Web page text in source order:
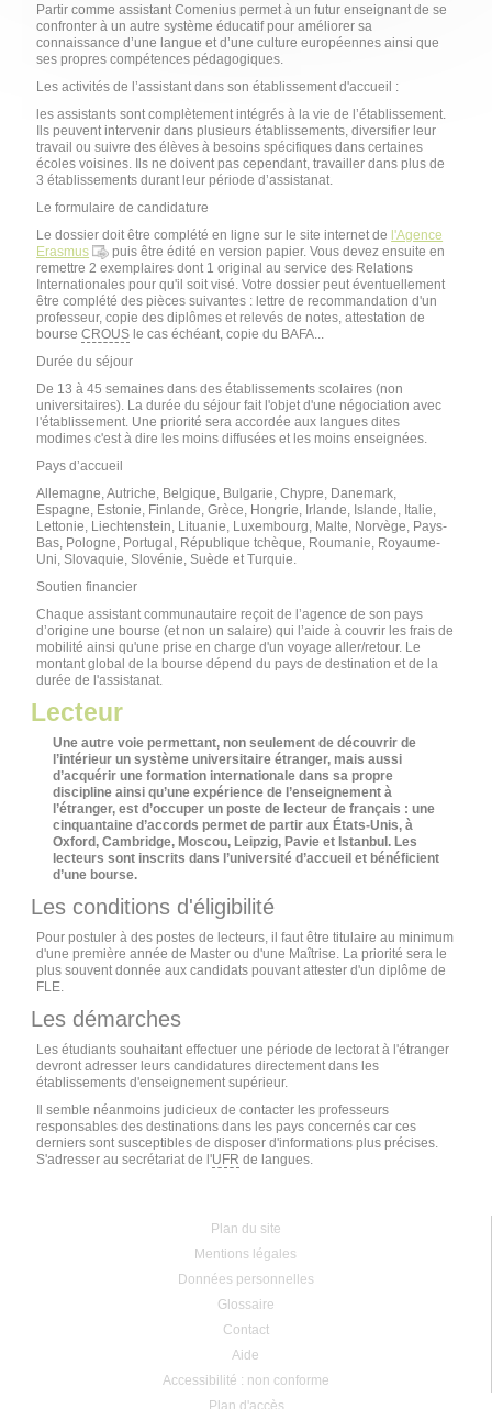
Partir comme assistant Comenius permet à un futur enseignant de se
confronter à un autre système éducatif pour améliorer sa
connaissance d’une langue et d’une culture européennes ainsi que
ses propres compétences pédagogiques.
Les activités de l’assistant dans son établissement d'accueil :
les assistants sont complètement intégrés à la vie de l’établissement.
Ils peuvent intervenir dans plusieurs établissements, diversifier leur
travail ou suivre des élèves à besoins spécifiques dans certaines
écoles voisines. Ils ne doivent pas cependant, travailler dans plus de
3 établissements durant leur période d’assistanat.
Le formulaire de candidature
Le dossier doit être complété en ligne sur le site internet de l'Agence
Erasmus
puis être édité en version papier. Vous devez ensuite en
remettre 2 exemplaires dont 1 original au service des Relations
Internationales pour qu'il soit visé. Votre dossier peut éventuellement
être complété des pièces suivantes : lettre de recommandation d'un
professeur, copie des diplômes et relevés de notes, attestation de
bourseCROUS le cas échéant, copie du BAFA
Durée du séjour
De 13 à 45 semaines dans des établissements scolaires (non
universitaires). La durée du séjour fait l'objet d'une négociation avec
l'établissement. Une priorité sera accordée aux langues dites
modimes c'est à dire les moins diffusées et les moins enseignées.
Pays d’accueil
Allemagne, Autriche, Belgique, Bulgarie, Chypre, Danemark,
Espagne, Estonie, Finlande, Grèce, Hongrie, Irlande, Islande, Italie,
Lettonie, Liechtenstein, Lituanie, Luxembourg, Malte, Norvège, Pays-
Bas, Pologne, Portugal, République tchèque, Roumanie, Royaume-
Uni, Slovaquie, Slovénie, Suède et Turquie.
Soutien financier
Chaque assistant communautaire reçoit de l’agence de son pays
d’origine une bourse (et non un salaire) qui l’aide à couvrir les frais de
mobilité ainsi qu'une prise en charge d'un voyage aller/retour. Le
montant global de la bourse dépend du pays de destination et de la
durée de l'assistanat.
Lecteur
Une autre voie permettant, non seulement de découvrir de
l’intérieur un système universitaire étranger, mais aussi
d’acquérir une formation internationale dans sa propre
discipline ainsi qu’une expérience de l’enseignement à
l’étranger, est d’occuper un poste de lecteur de français : une
cinquantaine d’accords permet de partir aux États-Unis, à
Oxford, Cambridge, Moscou, Leipzig, Pavie et Istanbul. Les
lecteurs sont inscrits dans l’université d’accueil et bénéficient
d’une bourse.
Les conditions d'éligibilité
Pour postuler à des postes de lecteurs, il faut être titulaire au minimum
d'une première année de Master ou d'une Maîtrise. La priorité sera le
plus souvent donnée aux candidats pouvant attester d'un diplôme de
FLE
Les démarches
Les étudiants souhaitant effectuer une période de lectorat à l'étranger
devront adresser leurs candidatures directement dans les
établissements d'enseignement supérieur.
Il semble néanmoins judicieux de contacter les professeurs
responsables des destinations dans les pays concernés car ces
derniers sont susceptibles de disposer d'informations plus précises.
S'adresser au secrétariat de l'UFR de langues.
Plan du site
Mentions légales
Données personnelles
Glossaire
Contact
Aide
Accessibilité : non conforme
Plan d'accès